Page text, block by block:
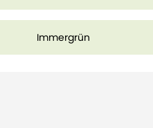
Immergrün